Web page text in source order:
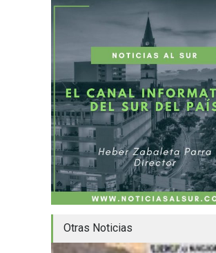
Otras Noticias